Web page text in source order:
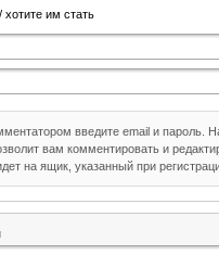
им стать
введите email и
вам комментировать и
на ящик, указанный при